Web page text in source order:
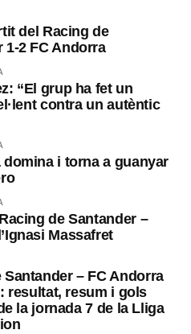
del Racing de
1-2 FC Andorra
“El grup ha fet un
contra un autèntic
domina i torna a guanyar
de Santander –
Massafret
Santander – FC Andorra
resultat, resum i gols
la jornada 7 de la Lliga